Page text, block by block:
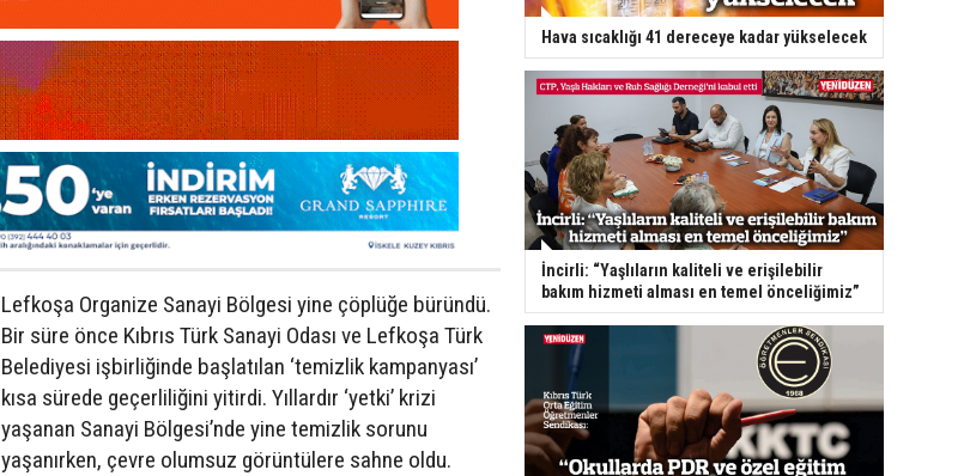
Lefkoşa Organize Sanayi Bölgesi yine çöplüğe büründü.
Bir süre önce Kıbrıs Türk Sanayi Odası ve Lefkoşa Türk
Belediyesi işbirliğinde başlatılan ‘temizlik kampanyası’
kısa sürede geçerliliğini yitirdi. Yıllardır ‘yetki’ krizi
yaşanan Sanayi Bölgesi’nde yine temizlik sorunu
yaşanırken, çevre olumsuz görüntülere sahne oldu.
Hava sıcaklığı 41 dereceye kadar yükselecek
İncirli: “Yaşlıların kaliteli ve erişilebilir
bakım hizmeti alması en temel önceliğimiz”